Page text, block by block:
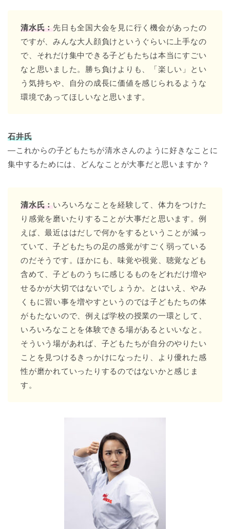
清水氏： 先日も全国大会を見に行く機会があったの
ですが、みんな大人顔負けというぐらいに上手なの
で、それだけ集中できる子どもたちは本当にすごい
なと思いました。勝ち負けよりも、「楽しい」とい
う気持ちや、自分の成長に価値を感じられるような
環境であってほしいなと思います。
石井氏
―これからの子どもたちが清水さんのように好きなことに
集中するためには、どんなことが大事だと思いますか？
清水氏： いろいろなことを経験して、体力をつけた
り感覚を磨いたりすることが大事だと思います。例
えば、最近ははだしで何かをするということが減っ
ていて、子どもたちの足の感覚がすごく弱っている
のだそうです。ほかにも、味覚や視覚、聴覚なども
含めて、子どものうちに感じるものをどれだけ増や
せるかが大切ではないでしょうか。とはいえ、やみ
くもに習い事を増やすというのでは子どもたちの体
がもたないので、例えば学校の授業の一環として、
いろいろなことを体験できる場があるといいなと。
そういう場があれば、子どもたちが自分のやりたい
ことを見つけるきっかけになったり、より優れた感
性が磨かれていったりするのではないかと感じま
す。